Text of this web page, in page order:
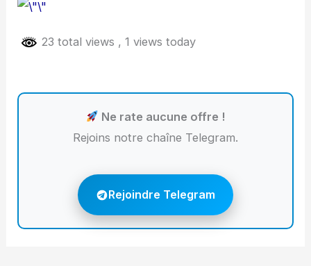
23 total views , 1 views today
Ne rate aucune offre !
Rejoins notre chaîne Telegram.
Rejoindre Telegram